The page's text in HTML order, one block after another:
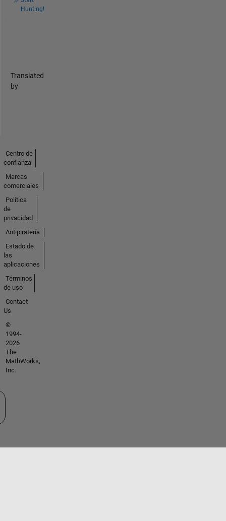
Hunting!
Translated
by
Centro de
confianza
Marcas
comerciales
Política
de
privacidad
Antipiratería
Estado de
las
aplicaciones
Términos
de uso
Contact
Us
©
1994-
2026
The
MathWorks,
Inc.
un país/idioma